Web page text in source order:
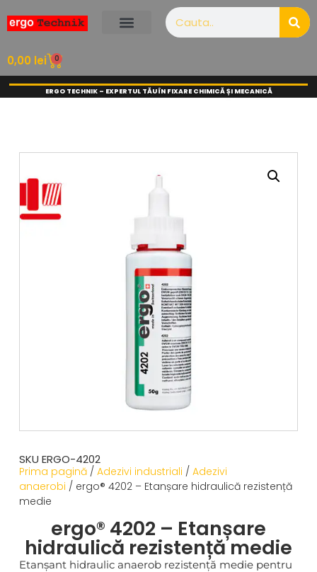
0,00 lei 0
ERGO TECHNIK – EXPERTUL TĂU ÎN FIXARE CHIMICĂ ȘI MECANICĂ
SKU ERGO-4202
Prima pagină/ Adezivi industriali / Adezivi
anaerobi / ergo® 4202 – Etanșare hidraulică rezistență
medie
ergo® 4202 – Etanșare
hidraulică rezistență medie
Etanșant hidraulic anaerob rezistență medie pentru